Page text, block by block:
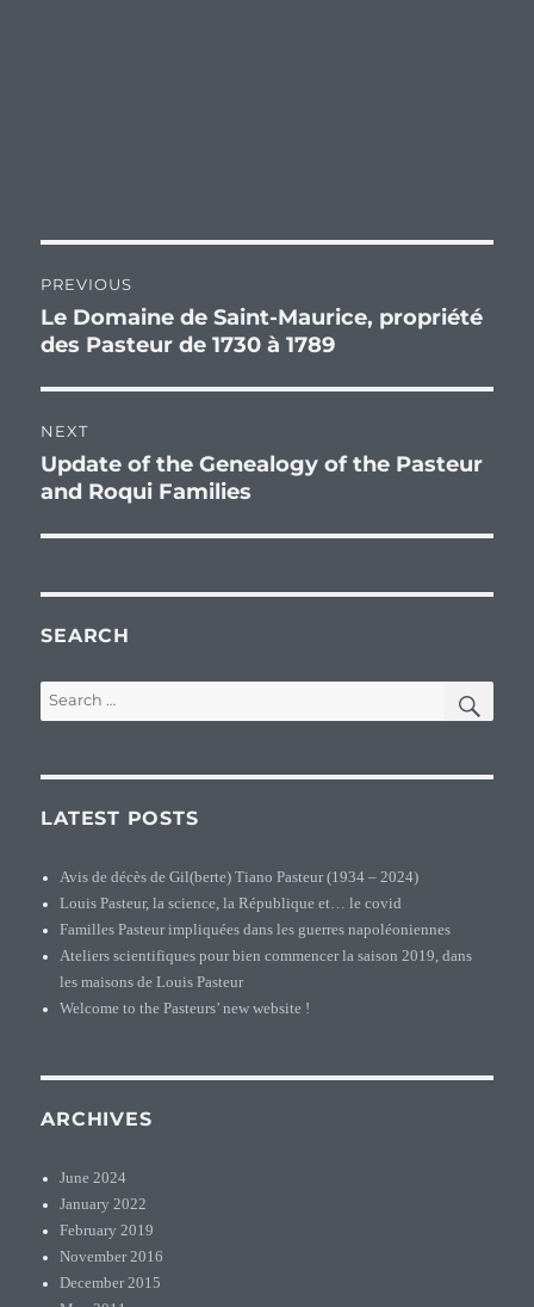
navigation
PREVIOUS
Previous
post:
Le Domaine de Saint-Maurice, propriété
des Pasteur de 1730 à 1789
NEXT
Next
post:
Update of the Genealogy of the Pasteur
and Roqui Families
SEARCH
Search
for:
LATEST POSTS
Avis de décès de Gil(berte) Tiano Pasteur (1934 – 2024)
Louis Pasteur, la science, la République et… le covid
Familles Pasteur impliquées dans les guerres napoléoniennes
Ateliers scientifiques pour bien commencer la saison 2019, dans
les maisons de Louis Pasteur
Welcome to the Pasteurs’ new website !
ARCHIVES
June 2024
January 2022
February 2019
November 2016
December 2015